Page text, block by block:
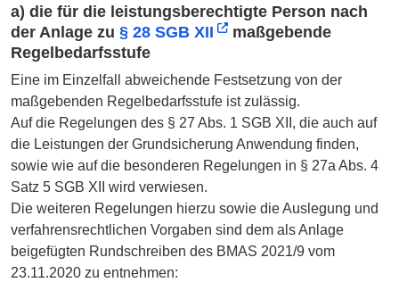
a) die für die leistungsberechtigte Person nach
der Anlage zu § 28 SGB XII
maßgebende
Regelbedarfsstufe
Eine im Einzelfall abweichende Festsetzung von der
maßgebenden Regelbedarfsstufe ist zulässig.
Auf die Regelungen des § 27 Abs. 1 SGB XII, die auch auf
die Leistungen der Grundsicherung Anwendung finden,
sowie wie auf die besonderen Regelungen in § 27a Abs. 4
Satz 5 SGB XII wird verwiesen.
Die weiteren Regelungen hierzu sowie die Auslegung und
verfahrensrechtlichen Vorgaben sind dem als Anlage
beigefügten Rundschreiben des BMAS 2021/9 vom
23.11.2020 zu entnehmen: